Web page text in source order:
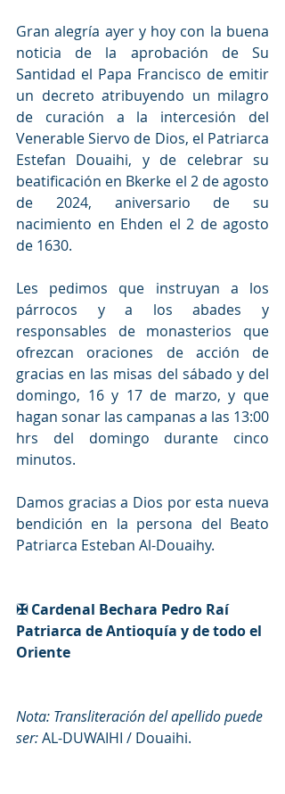
Gran alegría ayer y hoy con la buena
noticia de la aprobación de Su
Santidad el Papa Francisco de emitir
un decreto atribuyendo un milagro
de curación a la intercesión del
Venerable Siervo de Dios, el Patriarca
Estefan Douaihi, y de celebrar su
beatificación en Bkerke el 2 de agosto
de 2024, aniversario de su
nacimiento en Ehden el 2 de agosto
de 1630.
Les pedimos que instruyan a los
párrocos y a los abades y
responsables de monasterios que
ofrezcan oraciones de acción de
gracias en las misas del sábado y del
domingo, 16 y 17 de marzo, y que
hagan sonar las campanas a las 13:00
hrs del domingo durante cinco
minutos.
Damos gracias a Dios por esta nueva
bendición en la persona del Beato
Patriarca Esteban Al-Douaihy.
✠ Cardenal Bechara Pedro Raí
Patriarca de Antioquía y de todo el
Oriente
Nota: Transliteración del apellido puede
ser: AL-DUWAIHI / Douaihi.